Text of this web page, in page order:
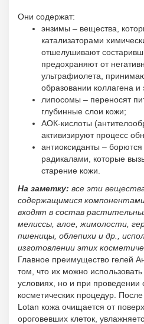
Они содержат:
энзимы – вещества,
катализаторами
отшелушивают
предохраняют от
ультрафиолета,
образовании коллагена и
липосомы – переносят
глубинные слои кожи;
АОК-кислоты
активизируют процесс
антиоксиданты –
радикалами, которые
старение кожи.
На заметку: все эти
содержащимися
входят в состав
мелиссы, алое, жимолости,
пшеницы, облепихи и др.,
изготовлении этих
Главное преимущество гелей
том, что их можно
условиях, но и при проведении
косметических процедур.
Lotan кожа очищается от
ороговевших клеток,